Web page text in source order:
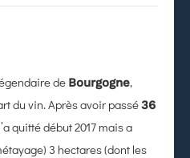
de Bourgogne,
du vin. Après avoir passé36
quitté début 2017 mais a
3 hectares (dont les